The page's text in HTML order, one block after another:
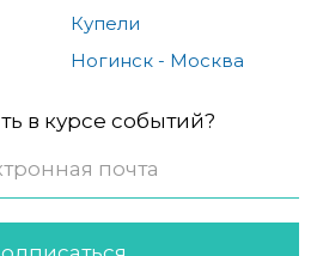
Купели
Ногинск - Москва
в курсе событий?